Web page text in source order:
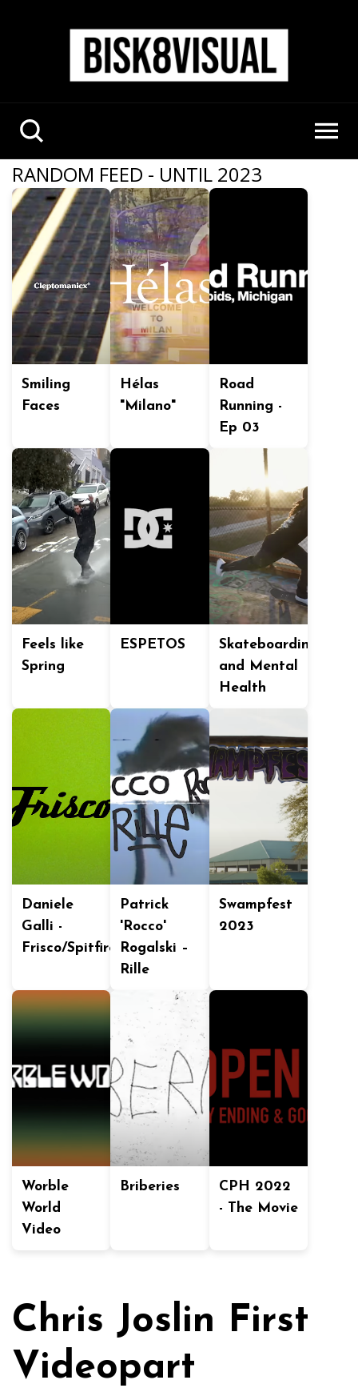
RANDOM FEED - UNTIL 2023
Smiling
Faces
Hélas
"Milano"
Road
Running -
Ep 03
Feels like
Spring
ESPETOS
Skateboarding
and Mental
Health
Daniele
Galli -
Frisco/Spitfire
Patrick
'Rocco'
Rogalski –
Rille
Swampfest
2023
Worble
World
Video
Briberies
CPH 2022
- The Movie
Chris Joslin First
Videopart